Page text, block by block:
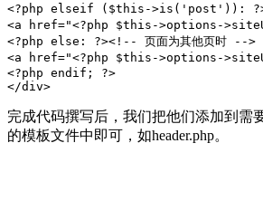
<?php elseif ($this->is('post')):
<a href="<?php $this->options-
<?php else: ?><!-- 页面为其他页时 -->
<a href="<?php $this->options-
<?php endif; ?>
完成代码撰写后，我们把他们添加到需
的模板文件中即可，如header.php。